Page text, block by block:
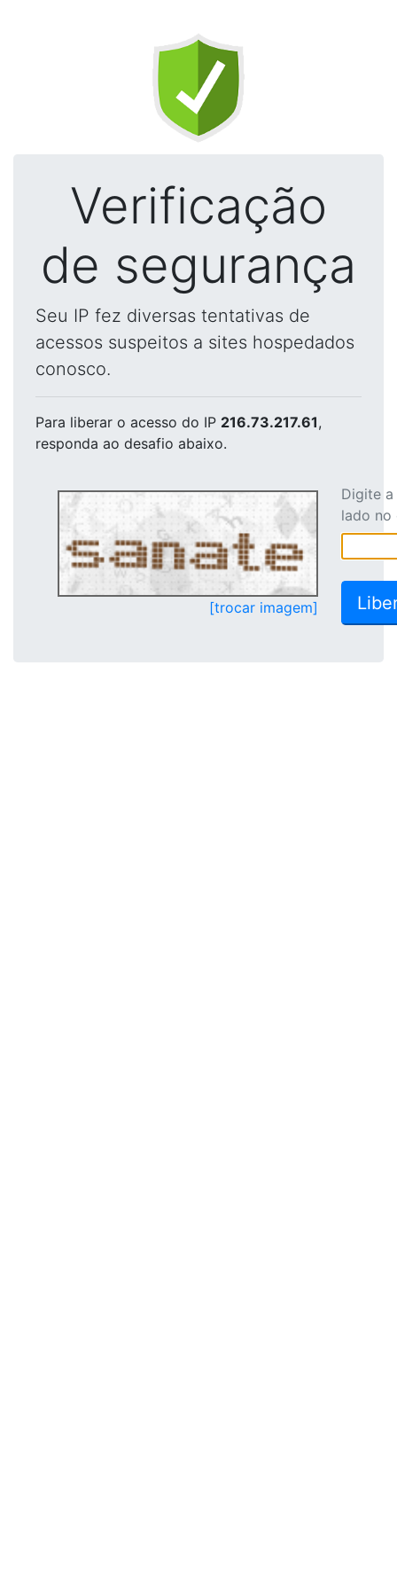
Verificação
de segurança
Seu IP fez diversas tentativas de
acessos suspeitos a sites hospedados
conosco.
Para liberar o acesso do IP 216.73.217.61,
responda ao desafio abaixo.
[trocar imagem]
Digite
lado no